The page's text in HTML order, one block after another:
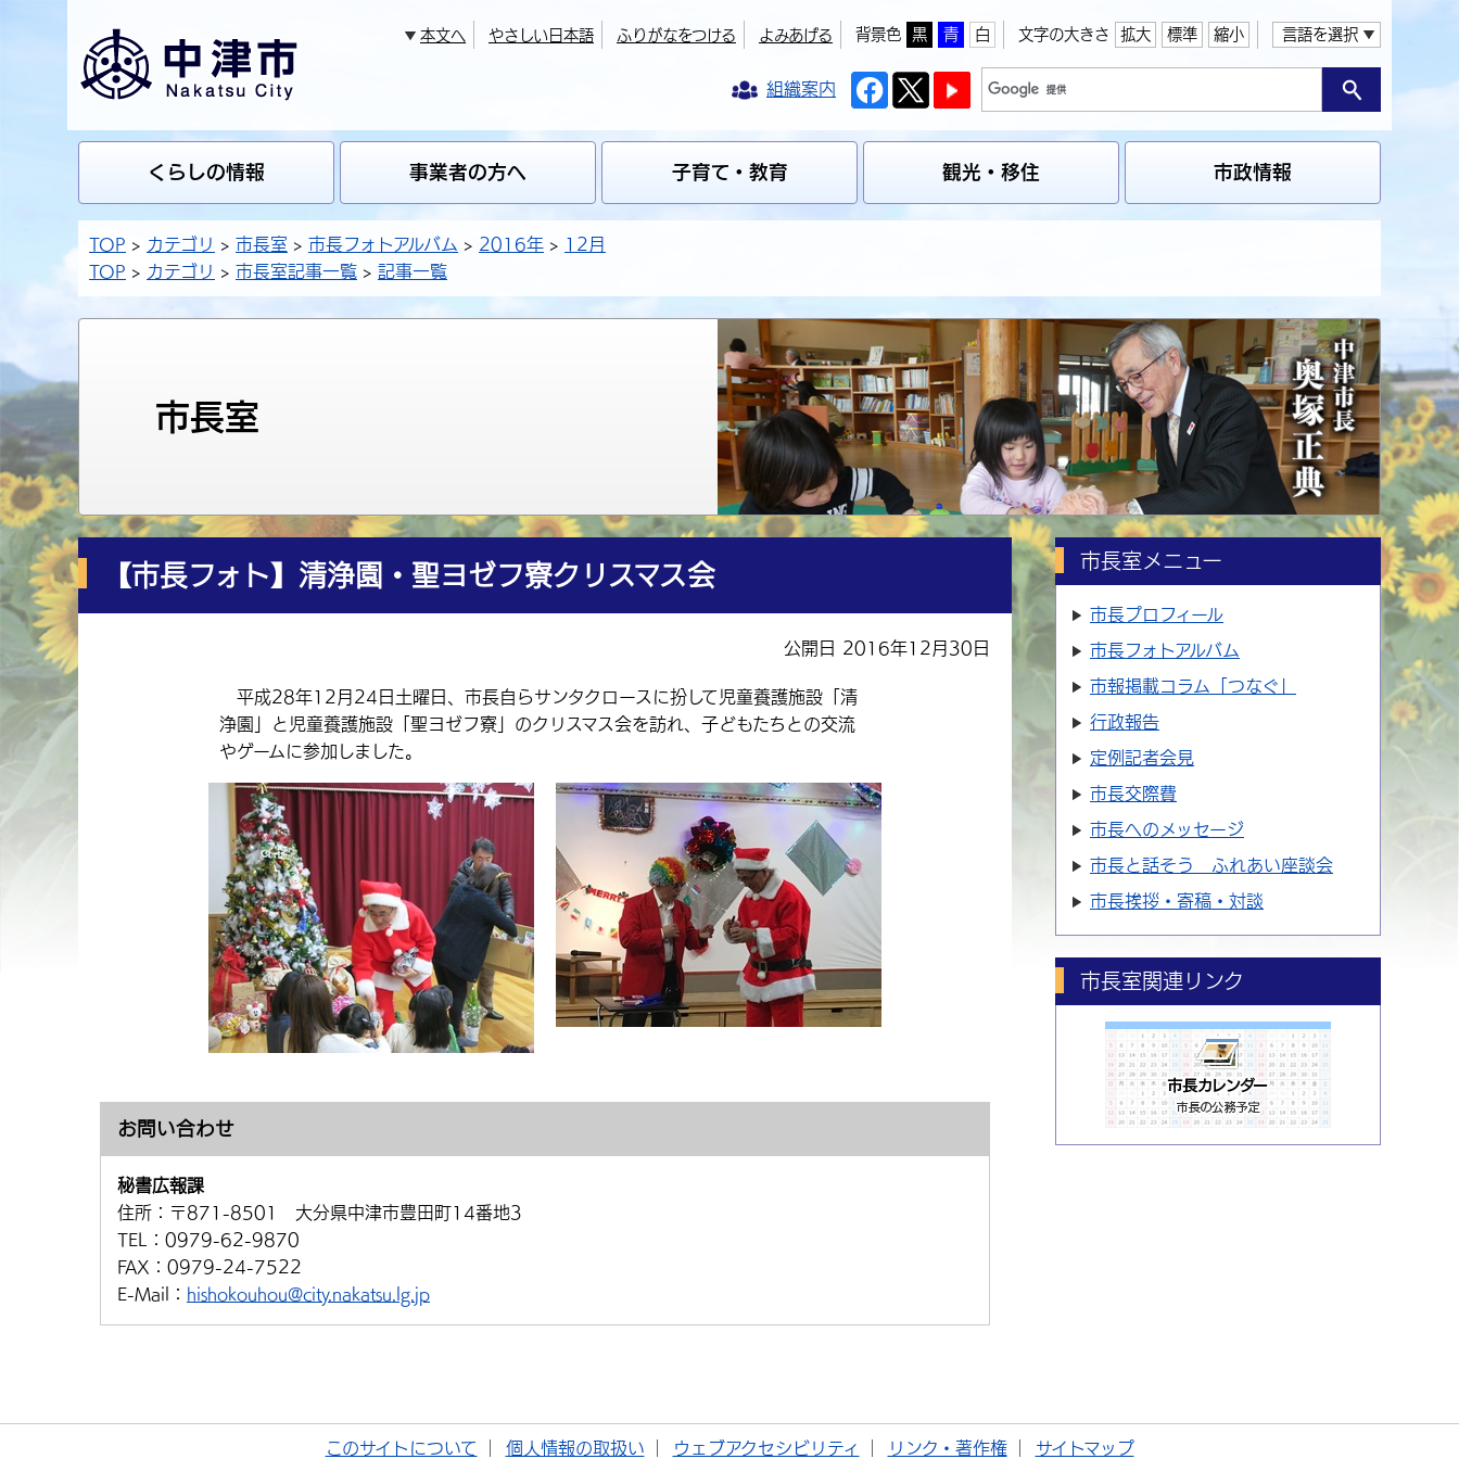
本文へ やさしい日本語 ふりがなをつける よみあげる 背景色 黒 青 白 文字の大きさ 拡大 標準 縮小 言語を選択
組織案内
くらしの情報 事業者の方へ 子育て・教育 観光・移住 市政情報
TOP カテゴリ 市長室 市長フォトアルバム 2016年
12月
TOP
カテゴリ 市長室記事一覧 記事一覧
市長室
【市長フォト】清浄園・聖ヨゼフ寮クリスマス会
公開日 2016年12月30日
平成28年12月24日土曜日、市長自らサンタクロースに扮して児童養護施設「清
浄園」と児童養護施設「聖ヨゼフ寮」のクリスマス会を訪れ、子どもたちとの交流
やゲームに参加しました。
お問い合わせ
秘書広報課
住所： 〒871-8501 大分県中津市豊田町14番地3
TEL： 0979-62-9870
FAX： 0979-24-7522
E-Mail： hishokouhou@city.nakatsu.lg.jp
市長室メニュー
市長プロフィール
市長フォトアルバム
市報掲載コラム「つなぐ」
行政報告
定例記者会見
市長交際費
市長へのメッセージ
市長と話そう ふれあい座談会
市長挨拶・寄稿・対談
市長室関連リンク
このサイトについて 個人情報の取扱い ウェブアクセシビリティ リンク・著作権 サイトマップ